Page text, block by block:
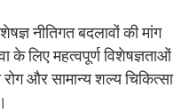
नीतिगत बदलावों की मांग
के लिए महत्वपूर्ण विशेषज्ञताओं
और सामान्य शल्य चिकित्सा